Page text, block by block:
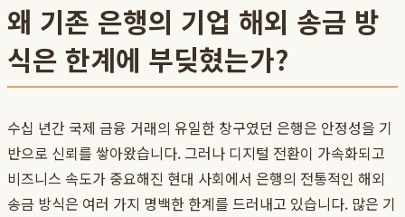
왜 기존 은행의 기업 해외 송금 방
식은 한계에 부딪혔는가?
수십 년간 국제 금융 거래의 유일한 창구였던 은행은 안정성을 기
반으로 신뢰를 쌓아왔습니다. 그러나 디지털 전환이 가속화되고
비즈니스 속도가 중요해진 현대 사회에서 은행의 전통적인 해외
송금 방식은 여러 가지 명백한 한계를 드러내고 있습니다. 많은 기